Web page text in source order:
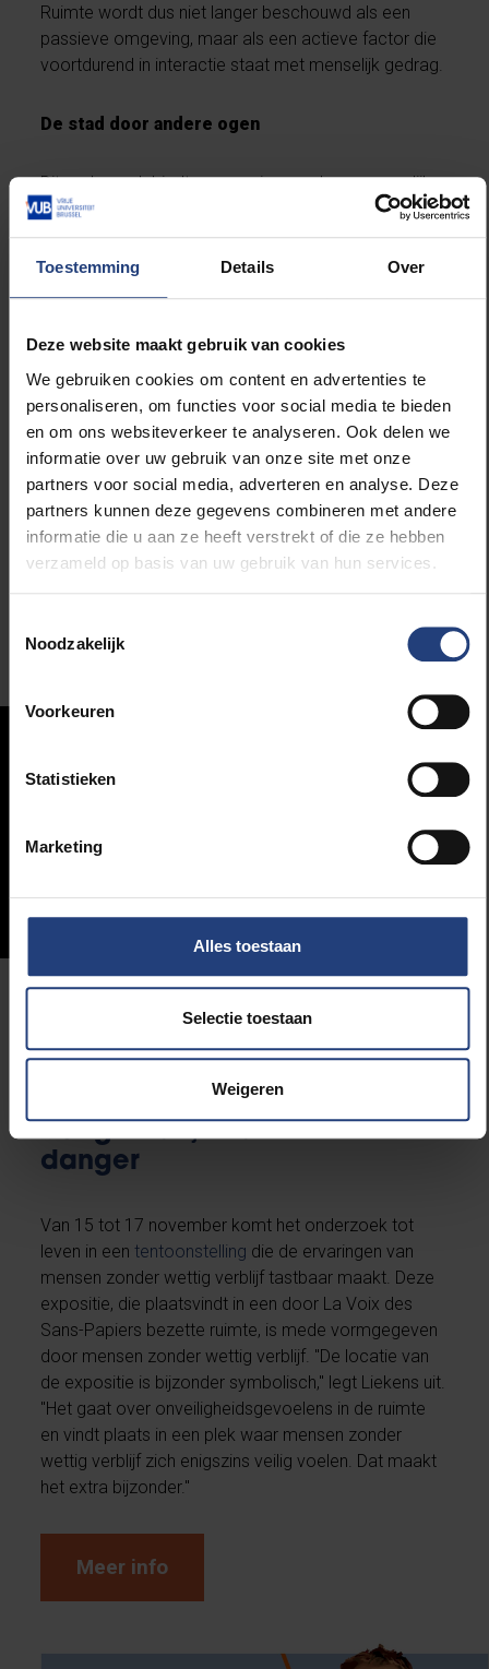
Toestemming Details Over
Deze website maakt gebruik van cookies
We gebruiken cookies om content en advertenties te
personaliseren, om functies voor social media te bieden
en om ons websiteverkeer te analyseren. Ook delen we
informatie over uw gebruik van onze site met onze
partners voor social media, adverteren en analyse. Deze
partners kunnen deze gegevens combineren met andere
informatie die u aan ze heeft verstrekt of die ze hebben
verzameld op basis van uw gebruik van hun services.
Noodzakelijk
Voorkeuren
Statistieken
Marketing
Alles toestaan
Selectie toestaan
Weigeren
Ruimte wordt dus niet langer beschouwd als een
passieve omgeving, maar als een actieve factor die
voortdurend in interactie staat met menselijk gedrag.
De stad door andere ogen
Dit onderzoek biedt een vernieuwende en menselijke
benadering van een politiek beladen onderwerp.
Terwijl discussies over mensen zonder wettig verblijf
vaak abstract en polariserend zijn, levert dit
plaats van mensen zonder verblijfsrecht te
anderen, onderzoekt hij juist hun eigen ervaringen van
onveiligheid in de stad. Zijn onderzoek toont hoe
zwaar en beklemmend deze gevoelens kunnen zijn.
"De angst voor controle bepaalt bijna elke stap die
ze zetten in de stad," zegt Liekens. "We spreken over
een schaduw van deportatie die over alles hangt."
Door de beleving van mensen zonder verblijfsrecht
centraal te stellen, biedt Liekens een tegenwicht
veiligheidsproblemen.
Tentoonstelling: 15-17 november
Nous ne sommes pas
dangereux, nous sommes en
danger
Van 15 tot 17 november komt het onderzoek tot
leven in eententoonstelling die de ervaringen van
mensen zonder wettig verblijf tastbaar maakt. Deze
expositie, die plaatsvindt in een door La Voix des
Sans-Papiers bezette ruimte, is mede vormgegeven
door mensen zonder wettig verblijf. "De locatie van
de expositie is bijzonder symbolisch," legt Liekens uit.
"Het gaat over onveiligheidsgevoelens in de ruimte
en vindt plaats in een plek waar mensen zonder
wettig verblijf zich enigszins veilig voelen. Dat maakt
het extra bijzonder."
Meer info